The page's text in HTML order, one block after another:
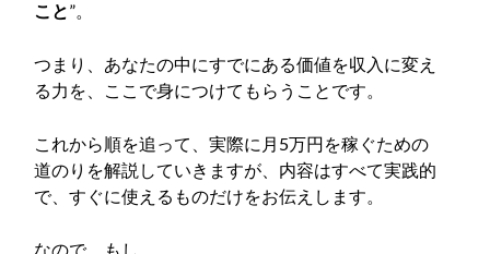
こと”。
つまり、あなたの中にすでにある価値を収入に変え
る力を、ここで身につけてもらうことです。
これから順を追って、実際に月5万円を稼ぐための
道のりを解説していきますが、内容はすべて実践的
で、すぐに使えるものだけをお伝えします。
なので、もし